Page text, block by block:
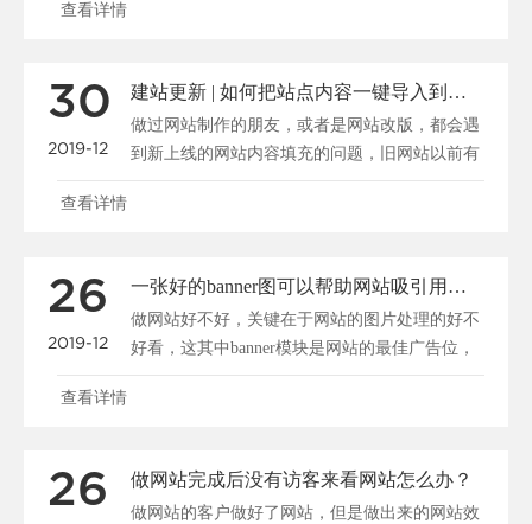
查看详情
30
2019-12
建站更新 | 如何把站点内容一键导入到新系统
做过网站制作的朋友，或者是网站改版，都会遇
到新上线的网站内容填充的问题，旧网站以前有
很多资料，我们怎......
查看详情
26
2019-12
一张好的banner图可以帮助网站吸引用户、促进转化
做网站好不好，关键在于网站的图片处理的好不
好看，这其中banner模块是网站的最佳广告位，
一张好的b......
查看详情
26 做网站完成后没有访客来看网站怎么办？
做网站的客户做好了网站，但是做出来的网站效